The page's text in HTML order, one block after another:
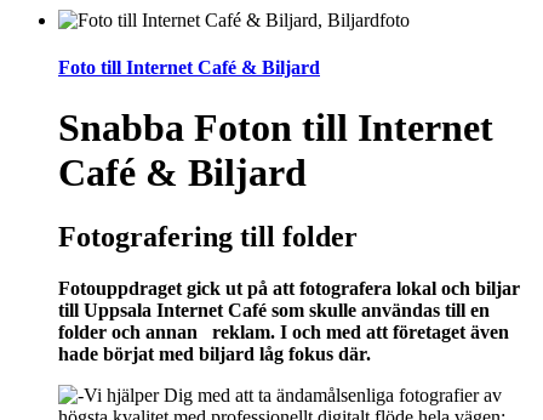
Foto till Internet Café & Biljard
Snabba Foton till Internet
Café & Biljard
Fotografering till folder
Fotouppdraget gick ut på att fotografera lokal och biljar
till Uppsala Internet Café som skulle användas till en
folder och annan reklam. I och med att företaget även
hade börjat med biljard låg fokus där.